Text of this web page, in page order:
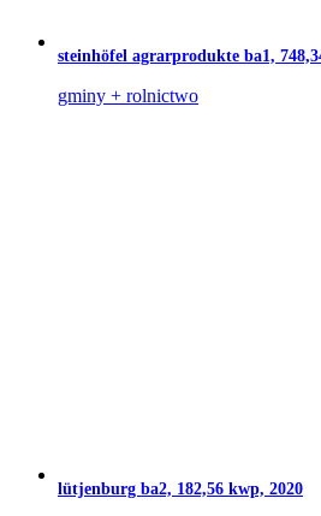
steinhöfel agrarprodukte ba1,
gminy + rolnictwo
lütjenburg ba2, 182,56 kwp, 2020